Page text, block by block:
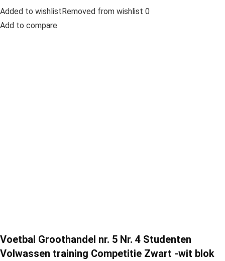
Added to wishlistRemoved from wishlist 0
Add to compare
Voetbal Groothandel nr. 5 Nr. 4 Studenten
Volwassen training Competitie Zwart -wit blok